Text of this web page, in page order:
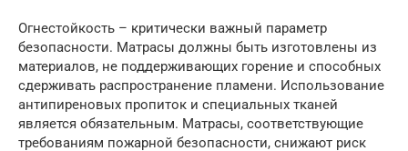
Огнестойкость – критически важный параметр
безопасности. Матрасы должны быть изготовлены из
материалов, не поддерживающих горение и способных
сдерживать распространение пламени. Использование
антипиреновых пропиток и специальных тканей
является обязательным. Матрасы, соответствующие
требованиям пожарной безопасности, снижают риск